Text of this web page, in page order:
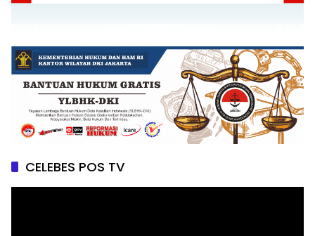
CELEBES POS TV